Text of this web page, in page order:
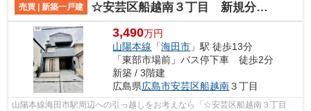
売買 | 新築一戸建 ☆安芸区船越南３丁目 新規分譲☆
3,490万円
山陽本線 「海田市 」駅 徒歩13分
「東部市場前」バス停下車 徒歩2分
新築 / 3階建
広島県広島市安芸区船越南３丁目
山陽本線海田市駅周辺への引っ越しをお考えなら「☆安芸区船越南３丁目